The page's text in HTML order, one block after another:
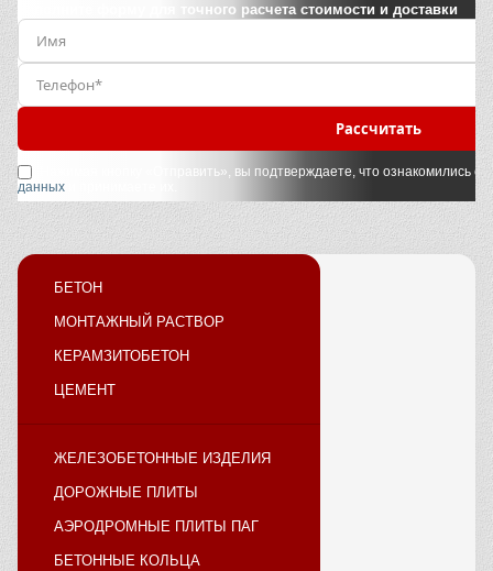
Заполните форму для точного расчета стоимости и доставки
Рассчитать
Нажимая кнопку «Отправить», вы подтверждаете, что ознакомились с
данных
БЕТОН
МОНТАЖНЫЙ РАСТВОР
КЕРАМЗИТОБЕТОН
ЦЕМЕНТ
ЖЕЛЕЗОБЕТОННЫЕ ИЗДЕЛИЯ
ДОРОЖНЫЕ ПЛИТЫ
АЭРОДРОМНЫЕ ПЛИТЫ ПАГ
БЕТОННЫЕ КОЛЬЦА